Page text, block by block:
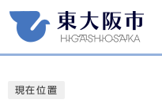
現在位置